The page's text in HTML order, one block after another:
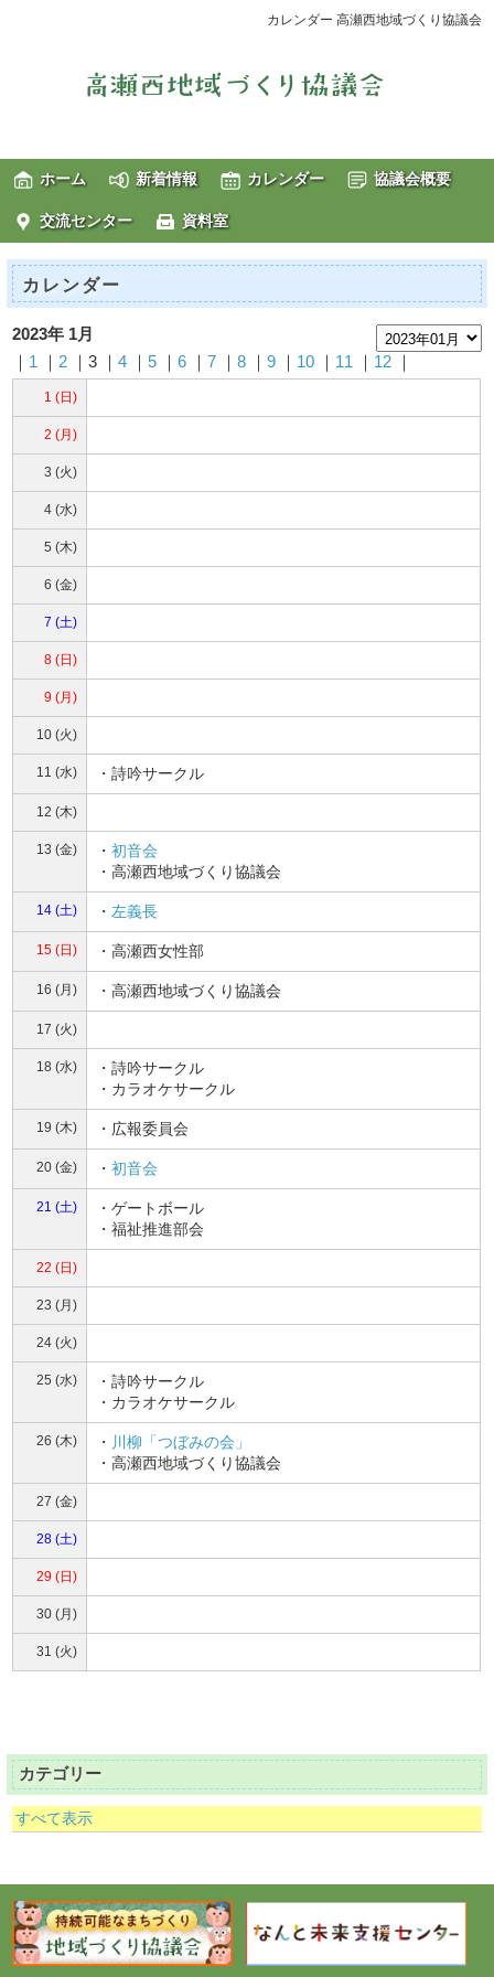
カレンダー 高瀬西地域づくり協議会
ホーム 新着情報 カレンダー 協議会概要
交流センター 資料室
カレンダー
2023年 1月
1 2 ｜3 ｜4 ｜5 ｜6 ｜7 ｜8 ｜9 10 11 12
1 (日)
2 (月)
3 (火)
4 (水)
5 (木)
6 (金)
7 (土)
8 (日)
9 (月)
10 (火)
11 (水) ・詩吟サークル
12 (木)
13 (金) ・初音会
・高瀬西地域づくり協議会
14 (土) ・ 左義長
15 (日) ・高瀬西女性部
16 (月) ・高瀬西地域づくり協議会
17 (火)
18 (水)
・詩吟サークル
・カラオケサークル
19 (木) ・広報委員会
20 (金) ・初音会
21 (土)
・ゲートボール
・福祉推進部会
22 (日)
23 (月)
24 (火)
25 (水)
・詩吟サークル
・カラオケサークル
26 (木) ・ 川柳「つぼみの会」
・高瀬西地域づくり協議会
27 (金)
28 (土)
29 (日)
30 (月)
31 (火)
カテゴリー
すべて表示